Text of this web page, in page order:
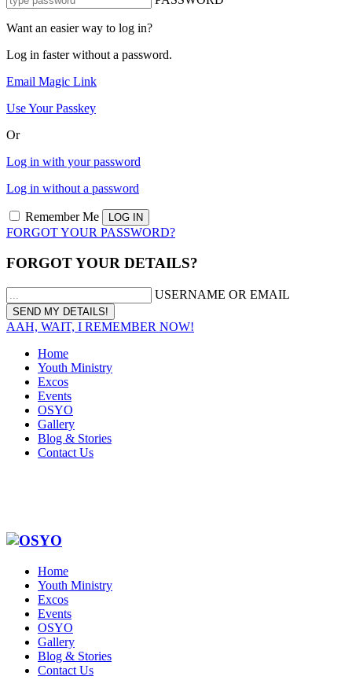
Want an easier way to log in?
Log in faster without a password.
Email Magic Link
Use Your Passkey
Or
Log in with your password
Log in without a password
Remember Me
FORGOT YOUR PASSWORD?
FORGOT YOUR DETAILS?
USERNAME OR EMAIL
AAH, WAIT, I REMEMBER NOW!
Home
Youth Ministry
Excos
Events
OSYO
Gallery
Blog & Stories
Contact Us
Home
Youth Ministry
Excos
Events
OSYO
Gallery
Blog & Stories
Contact Us